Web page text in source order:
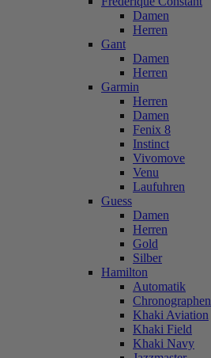
Damen
Herren
Gant
Damen
Herren
Garmin
Herren
Damen
Fenix 8
Instinct
Vivomove
Venu
Laufuhren
Guess
Damen
Herren
Gold
Silber
Hamilton
Automatik
Chronographen
Khaki Aviation
Khaki Field
Khaki Navy